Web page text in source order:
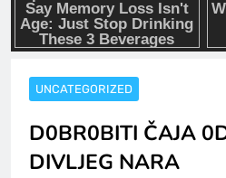
UNCATEGORIZED
D0BR0BITI ČAJA
DIVLJEG NARA